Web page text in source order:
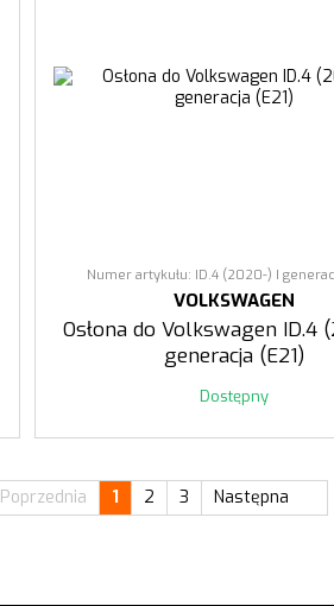
Numer artykułu: ID.4 (2020-) I
VOLKSWAGEN
Osłona do Volkswagen ID.4
generacja (E21)
Dostępny
Poprzednia 1 2 3 Następna